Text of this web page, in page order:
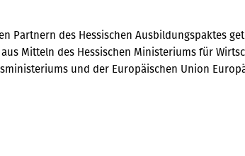
Partnern des Hessischen Ausbildungspaktes
Mitteln des Hessischen Ministeriums für
und der Europäischen Union